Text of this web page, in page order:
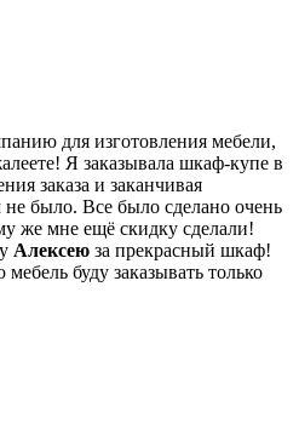
для изготовления мебели,
Я заказывала шкаф-купе в
заказа и заканчивая
было. Все было сделано очень
же мне ещё скидку сделали!
Алексею за прекрасный шкаф!
буду заказывать только